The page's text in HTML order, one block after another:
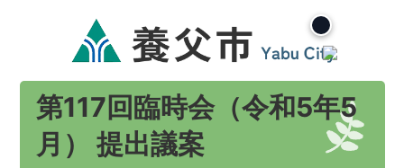
第117回臨時会（令和5年5
月） 提出議案